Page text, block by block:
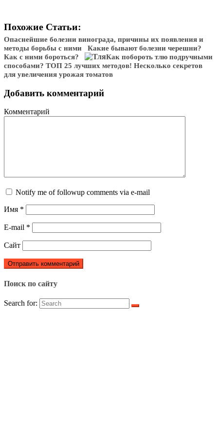
Похожие Статьи:
Опаснейшие болезни винограда, причины их появления и
методы борьбы с ними
Какие бывают болезни черешни?
Как с ними бороться?
Как побороть тлю подручными
способами? ТОП 25 лучших методов! Несколько секретов
для увеличения урожая томатов
Добавить комментарий
Комментарий
Notify me of followup comments via e-mail
Имя *
E-mail *
Сайт
Поиск по сайту
Search for: